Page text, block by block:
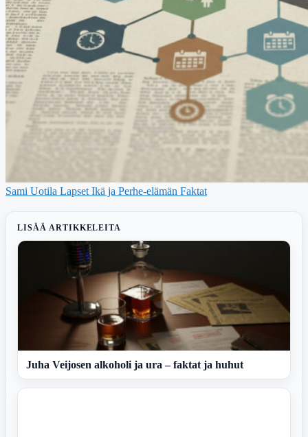
Sami Uotila Lapset Ikä ja Perhe-elämän Faktat
LISÄÄ ARTIKKELEITA
Juha Veijosen alkoholi ja ura – faktat ja huhut